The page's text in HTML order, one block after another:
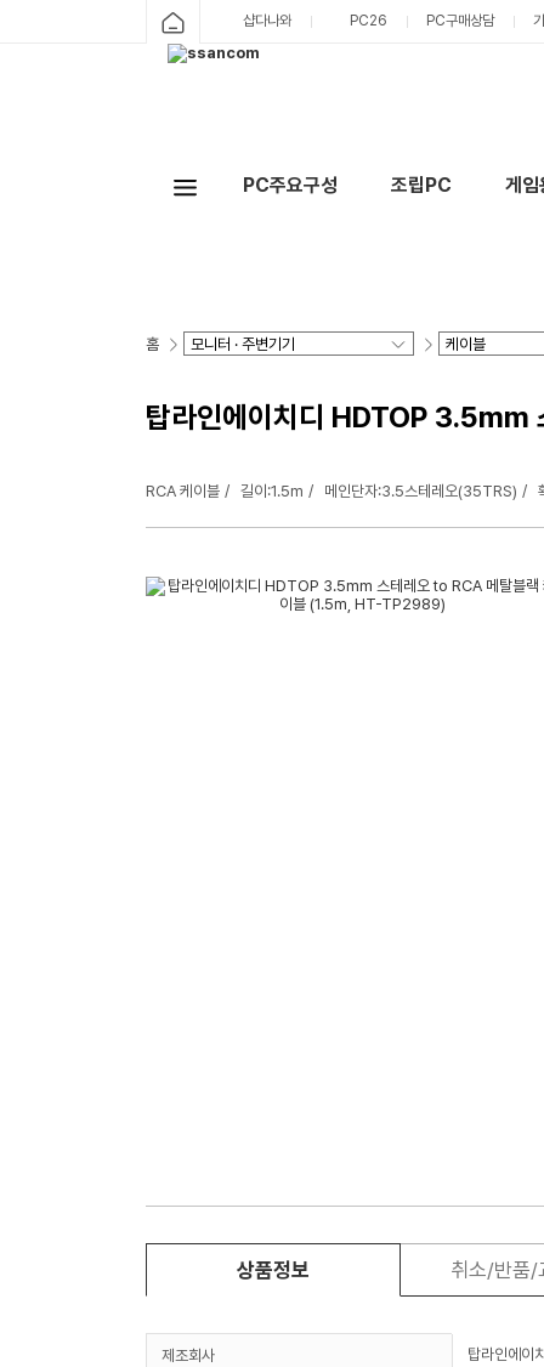
샵다나와 PC26 PC구매상담
PC주요구성 조립PC 게
홈
탑라인에이치디 HDTOP
RCA 케이블 길이:1.5m 메인단자:3.5스테레오(35TRS)
상품정보 취소/반품/
제조회사 탑라인에이